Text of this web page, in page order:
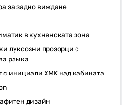
за задно виждане
в кухненската зона
луксозни прозорци с
рамка
с инициали XMK над кабината
дизайн